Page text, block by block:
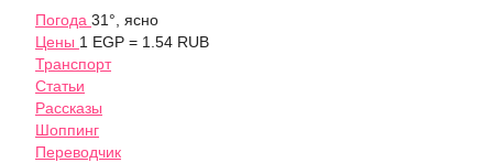
Погода 31°, ясно
Цены 1 EGP = 1.54 RUB
Транспорт
Статьи
Рассказы
Шоппинг
Переводчик